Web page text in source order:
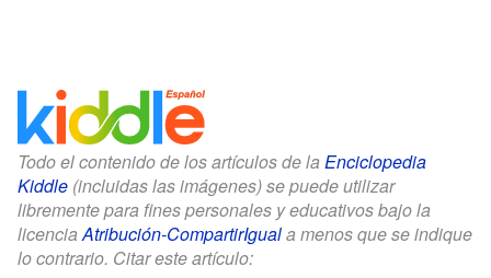
Todo el contenido de los artículos de la Enciclopedia
Kiddle (incluidas las imágenes) se puede utilizar
libremente para fines personales y educativos bajo la
licenciaAtribución-CompartirIguala menos que se indique
lo contrario. Citar este artículo: